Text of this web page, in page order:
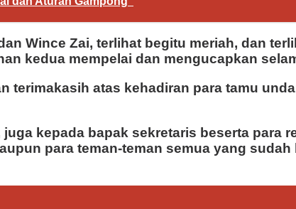
Wince Zai, terlihat begitu meriah, dan
kedua mempelai dan mengucapkan
terimakasih atas kehadiran para tamu
kepada bapak sekretaris beserta para
para teman-teman semua yang